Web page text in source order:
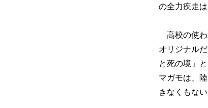
の全力疾走
高校の使わ
オリジナル
と死の境」
マガモは、
きなくもない